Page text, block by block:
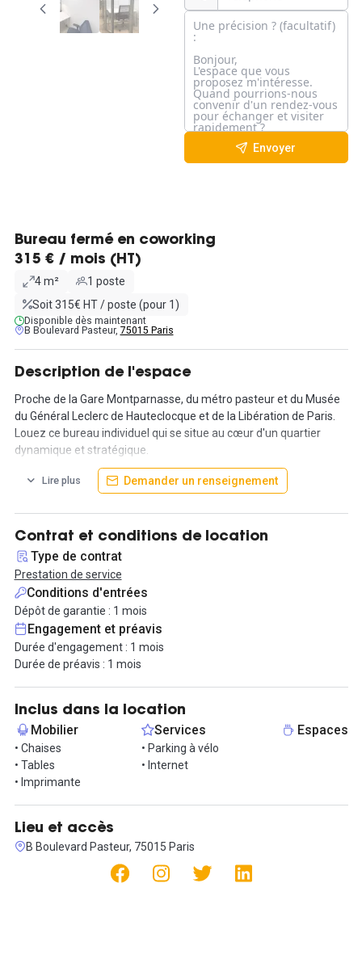
Envoyer
Bureau fermé en coworking
315 € / mois (HT)
4 m²
1 poste
Soit 315€ HT / poste (pour 1)
Disponible dès maintenant
B Boulevard Pasteur, 75015 Paris
Description de l'espace
Proche de la Gare Montparnasse, du métro pasteur et du Musée
du Général Leclerc de Hauteclocque et de la Libération de Paris.
Louez ce bureau individuel qui se situe au cœur d'un quartier
dynamique et stratégique.
L'espace est aménagé, une cuisine, ainsi qu'une salle de réunion
Le prix de la prestation comprend : une connexion internet (fibre
optique par câble ethernet ou wifi), un emplacement abrité et
sécurisé pour vélos et véhicules motorisés, un accès à
l'imprimante 3D, ainsi que les charges.
Nous partirons sur un contrat de prestation de services, avec une
durée minimum d'engagement, de préavis et de dépôt de
garantie d'1 mois.
Lire plus Demander un renseignement
Contrat et conditions de location
Type de contrat
Prestation de service
Conditions d'entrées
Dépôt de garantie : 1 mois
Engagement et préavis
Durée d'engagement : 1 mois
Durée de préavis : 1 mois
Inclus dans la location
Mobilier
• Chaises
• Tables
• Imprimante
Services
• Parking à vélo
• Internet
Espaces
Lieu et accès
B Boulevard Pasteur, 75015 Paris